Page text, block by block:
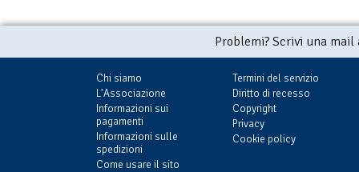
Problemi? Scrivi una
Chi siamo
L'Associazione
Informazioni sui
pagamenti
Informazioni sulle
spedizioni
Come usare il sito
Termini del servizio
Diritto di recesso
Copyright
Privacy
Cookie policy